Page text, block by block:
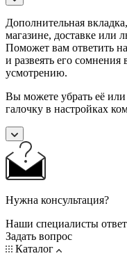
Дополнительная
магазине, доставке или
Поможет вам ответить
и развеять его
усмотрению.
Вы можете убрать её
галочку в настройках
Нужна консультация?
Наши специалисты
Задать вопрос
Каталог